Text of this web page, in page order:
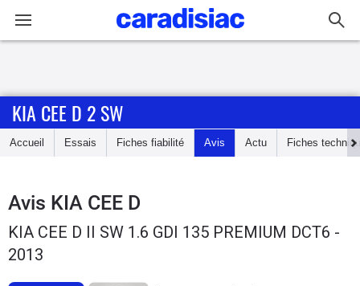
Accueil
Essais
Guide
d'achat
KIA CEE D 2 SW
Accueil Essais Fiches fiabilité Avis Actu Fiches
Avis KIA CEE D
KIA CEE D II SW 1.6 GDI 135 PREMIUM DCT6 -
2013